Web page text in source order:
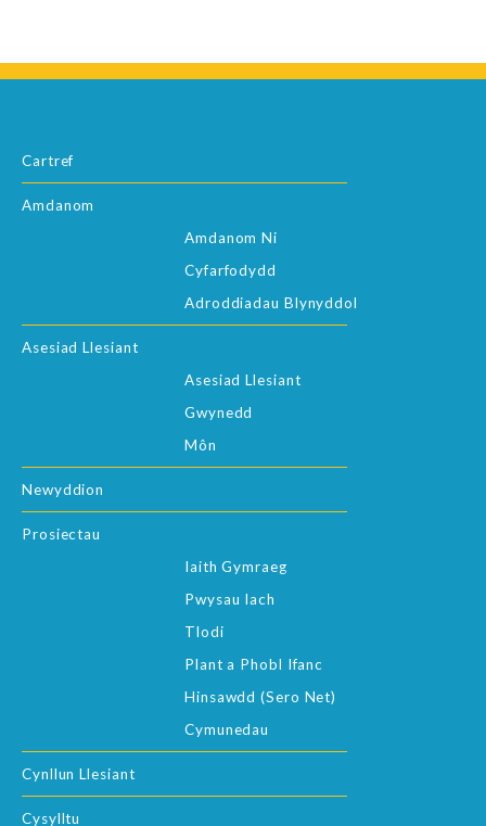
Cartref
Amdanom
Amdanom Ni
Cyfarfodydd
Adroddiadau Blynyddol
Asesiad Llesiant
Asesiad Llesiant
Gwynedd
Môn
Newyddion
Prosiectau
Iaith Gymraeg
Pwysau Iach
Tlodi
Plant a Phobl Ifanc
Hinsawdd (Sero Net)
Cymunedau
Cynllun Llesiant
Cysylltu